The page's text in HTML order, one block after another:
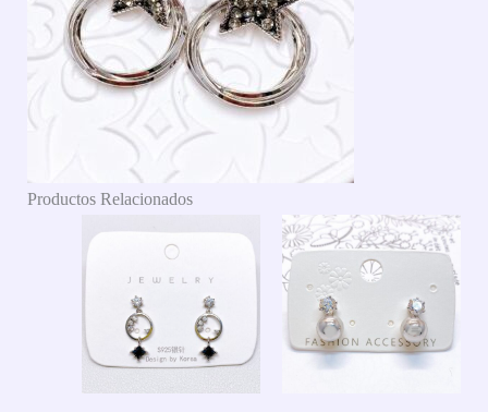
Productos Relacionados